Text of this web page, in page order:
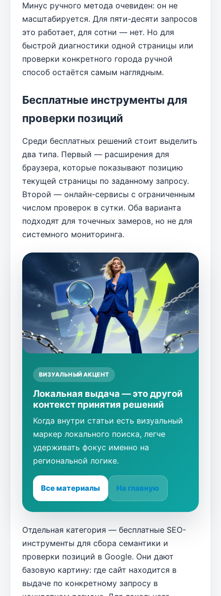
Минус ручного метода очевиден: он не
масштабируется. Для пяти-десяти запросов
это работает, для сотни — нет. Но для
быстрой диагностики одной страницы или
проверки конкретного города ручной
способ остаётся самым наглядным.
Бесплатные инструменты для
проверки позиций
Среди бесплатных решений стоит выделить
два типа. Первый — расширения для
браузера, которые показывают позицию
текущей страницы по заданному запросу.
Второй — онлайн-сервисы с ограниченным
числом проверок в сутки. Оба варианта
подходят для точечных замеров, но не для
системного мониторинга.
ВИЗУАЛЬНЫЙ АКЦЕНТ
Локальная выдача — это другой
контекст принятия решений
Когда внутри статьи есть визуальный
маркер локального поиска, легче
удерживать фокус именно на
региональной логике.
Все материалы На главную
Отдельная категория — бесплатные SEO-
инструменты для сбора семантики и
проверки позиций в Google. Они дают
базовую картину: где сайт находится в
выдаче по конкретному запросу в